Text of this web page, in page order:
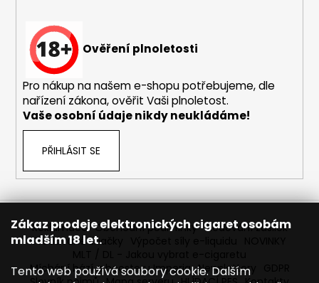
Zákaz prodeje elektronických cigaret osobám
mladším 18 let.
Tento web používá soubory cookie. Dalším
Ověření plnoletosti
Pro nákup na našem e-shopu potřebujeme, dle
nařízení zákona, ověřit Vaši plnoletost.
Vaše osobní údaje nikdy neukládáme!
PŘIHLÁSIT SE
Reklamace Obchodní podmínky Sledování zásilek
Prodávané značky
Míchání bází a boosteru Imperia Newslettery